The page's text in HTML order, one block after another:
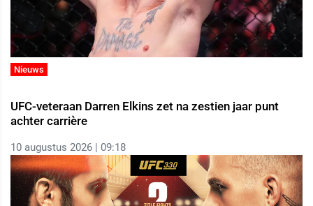
Nieuws
UFC-veteraan Darren Elkins zet na zestien jaar punt
achter carrière
10 augustus 2026 | 09:18